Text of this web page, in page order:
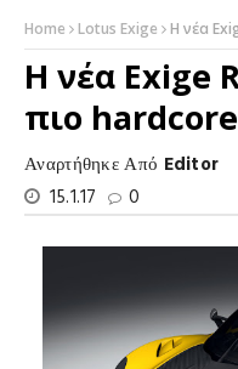
Home Lotus Exige Η νέα
Η νέα Exige
πιο
Αναρτήθηκε Από Editor
15.1.17
0